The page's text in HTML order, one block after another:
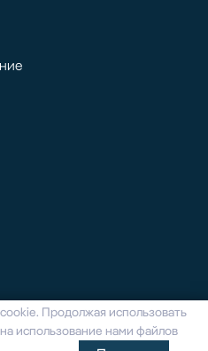
права защищены
Продолжая использовать
использование нами файлов